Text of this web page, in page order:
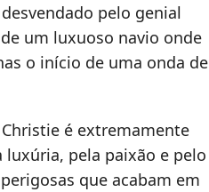
pelo genial
um luxuoso navio onde
o início de uma onda de
é extremamente
luxúria, pela paixão e pelo
que acabam em